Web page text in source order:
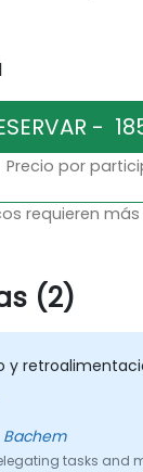
Precio por
requieren
(2)
y
tasks and